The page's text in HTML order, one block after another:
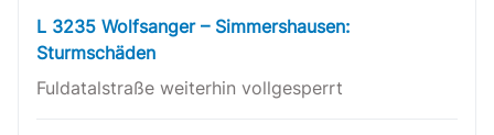
L 3235 Wolfsanger – Simmershausen:
Sturmschäden
Fuldatalstraße weiterhin vollgesperrt